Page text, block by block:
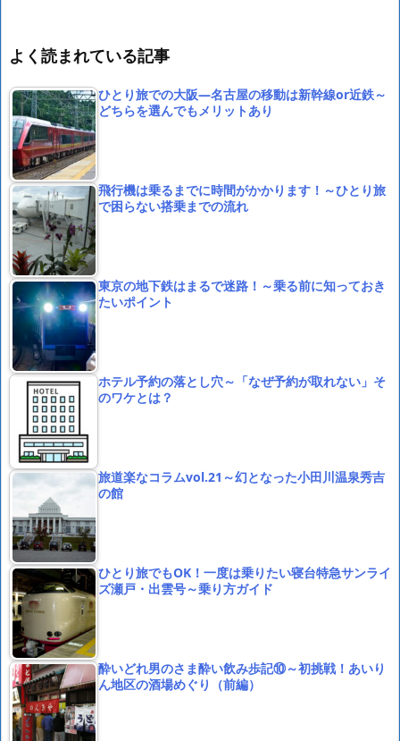
よく読まれている記事
ひとり旅での大阪―名古屋の移動は新幹線or近鉄～
どちらを選んでもメリットあり
飛行機は乗るまでに時間がかかります！～ひとり旅
で困らない搭乗までの流れ
東京の地下鉄はまるで迷路！～乗る前に知っておき
たいポイント
ホテル予約の落とし穴～「なぜ予約が取れない」そ
のワケとは？
旅道楽なコラムvol.21～幻となった小田川温泉秀吉
の館
ひとり旅でもOK！一度は乗りたい寝台特急サンライ
ズ瀬戸・出雲号～乗り方ガイド
酔いどれ男のさま酔い飲み歩記⑩～初挑戦！あいり
ん地区の酒場めぐり（前編）